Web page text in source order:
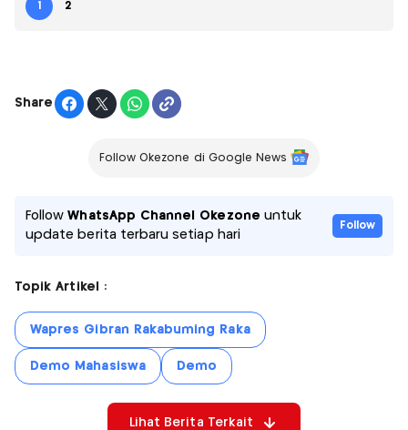
1 2
Share
Follow Okezone di Google News
FollowWhatsApp Channel Okezone untuk
update berita terbaru setiap hari
Follow
Topik Artikel :
Wapres Gibran Rakabuming Raka
Demo Mahasiswa Demo
Lihat Berita Terkait